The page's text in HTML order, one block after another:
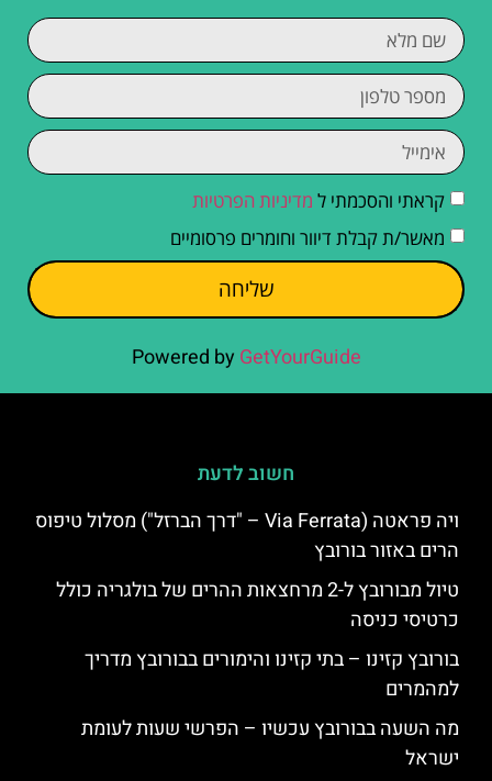
קראתי והסכמתי ל מדיניות הפרטיות
מאשר/ת קבלת דיוור וחומרים פרסומיים
שליחה
Powered by GetYourGuide
חשוב לדעת
ויה פראטה (Via Ferrata – "דרך הברזל") מסלול טיפוס
הרים באזור בורובץ
טיול מבורובץ ל-2 מרחצאות ההרים של בולגריה כולל
כרטיסי כניסה
בורובץ קזינו – בתי קזינו והימורים בבורובץ מדריך
למהמרים
מה השעה בבורובץ עכשיו – הפרשי שעות לעומת
ישראל